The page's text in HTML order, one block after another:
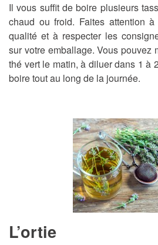
Il vous suffit de boire plusieurs
chaud ou froid. Faites attention
qualité et à respecter les
sur votre emballage. Vous pouvez
thé vert le matin, à diluer dans 1 à
boire tout au long de la journée.
L’ortie